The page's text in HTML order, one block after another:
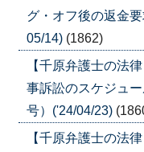
グ・オフ後の返金
05/14) (1862)
【千原弁護士の
事訴訟のスケジュ
号）('24/04/23)
【千原弁護士の